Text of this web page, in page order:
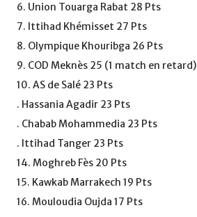
6. Union Touarga Rabat 28 Pts
7. Ittihad Khémisset 27 Pts
8. Olympique Khouribga 26 Pts
9. COD Meknès 25 (1 match en retard)
10. AS de Salé 23 Pts
. Hassania Agadir 23 Pts
. Chabab Mohammedia 23 Pts
. Ittihad Tanger 23 Pts
14. Moghreb Fès 20 Pts
15. Kawkab Marrakech 19 Pts
16. Mouloudia Oujda 17 Pts